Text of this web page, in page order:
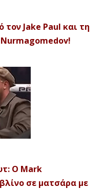
Jake Paul και τη
Nurmagomedov!
Ο Mark
σε ματσάρα με